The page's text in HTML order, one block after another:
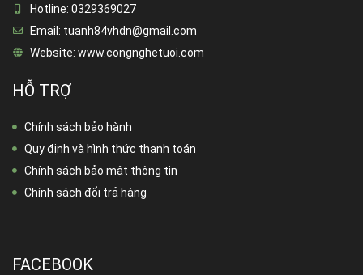
Hotline: 0329369027
Email: tuanh84vhdn@gmail.com
Website: www.congnghetuoi.com
HỖ TRỢ
Chính sách bảo hành
Quy định và hình thức thanh toán
Chính sách bảo mật thông tin
Chính sách đổi trả hàng
FACEBOOK